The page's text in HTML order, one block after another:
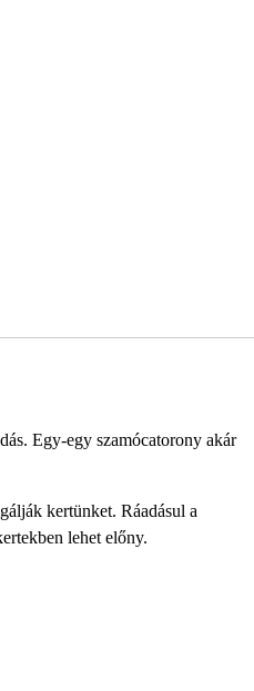
Egy-egy szamócatorony akár
kertünket. Ráadásul a
lehet előny.